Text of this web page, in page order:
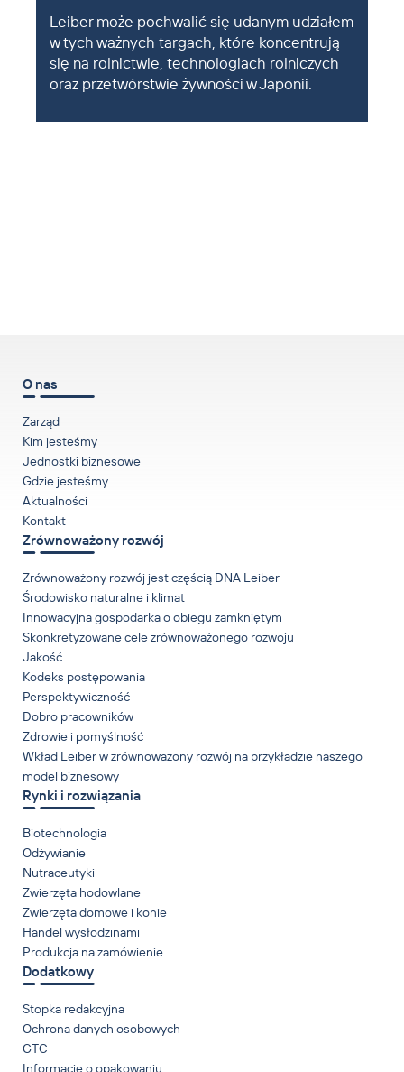
Leiber może pochwalić się udanym udziałem
w tych ważnych targach, które koncentrują
się na rolnictwie, technologiach rolniczych
oraz przetwórstwie żywności w Japonii.
O nas
Zarząd
Kim jesteśmy
Jednostki biznesowe
Gdzie jesteśmy
Aktualności
Kontakt
Zrównoważony rozwój
Zrównoważony rozwój jest częścią DNA Leiber
Środowisko naturalne i klimat
Innowacyjna gospodarka o obiegu zamkniętym
Skonkretyzowane cele zrównoważonego rozwoju
Jakość
Kodeks postępowania
Perspektywiczność
Dobro pracowników
Zdrowie i pomyślność
Wkład Leiber w zrównoważony rozwój na przykładzie naszego
model biznesowy
Rynki i rozwiązania
Biotechnologia
Odżywianie
Nutraceutyki
Zwierzęta hodowlane
Zwierzęta domowe i konie
Handel wysłodzinami
Produkcja na zamówienie
Dodatkowy
Stopka redakcyjna
Ochrona danych osobowych
GTC
Informacje o opakowaniu